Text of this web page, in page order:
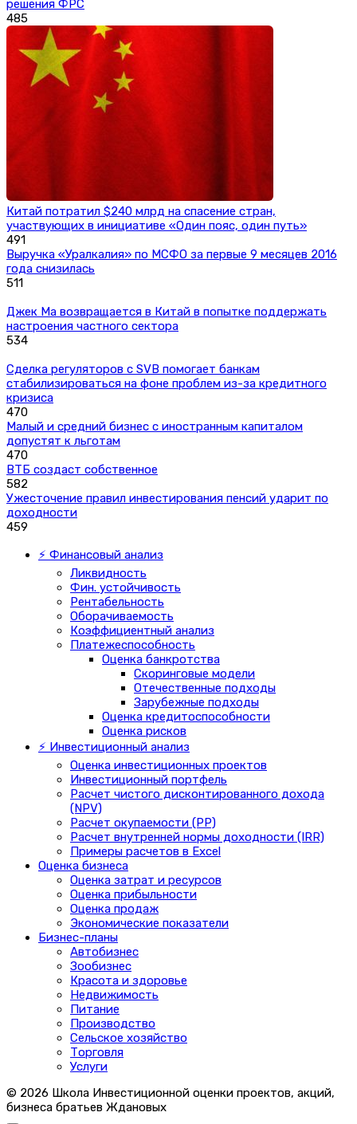
решения ФРС
485
Китай потратил $240 млрд на спасение стран,
участвующих в инициативе «Один пояс, один путь»
491
Выручка «Уралкалия» по МСФО за первые 9 месяцев 2016
года снизилась
511
Джек Ма возвращается в Китай в попытке поддержать
настроения частного сектора
534
Сделка регуляторов с SVB помогает банкам
стабилизироваться на фоне проблем из-за кредитного
кризиса
470
Малый и средний бизнес с иностранным капиталом
допустят к льготам
470
ВТБ создаст собственное
582
Ужесточение правил инвестирования пенсий ударит по
доходности
459
⚡ Финансовый анализ
Ликвидность
Фин. устойчивость
Рентабельность
Оборачиваемость
Коэффициентный анализ
Платежеспособность
Оценка банкротства
Скоринговые модели
Отечественные подходы
Зарубежные подходы
Оценка кредитоспособности
Оценка рисков
⚡ Инвестиционный анализ
Оценка инвестиционных проектов
Инвестиционный портфель
Расчет чистого дисконтированного дохода
(NPV)
Расчет окупаемости (PP)
Расчет внутренней нормы доходности (IRR)
Примеры расчетов в Excel
Оценка бизнеса
Оценка затрат и ресурсов
Оценка прибыльности
Оценка продаж
Экономические показатели
Бизнес-планы
Автобизнес
Зообизнес
Красота и здоровье
Недвижимость
Питание
Производство
Сельское хозяйство
Торговля
Услуги
© 2026 Школа Инвестиционной оценки проектов, акций,
бизнеса братьев Ждановых